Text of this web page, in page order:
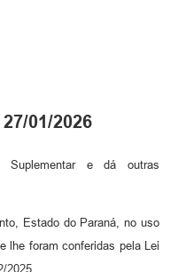
01/2026
Suplementar e dá outras
Estado do Paraná, no uso
lhe foram conferidas pela Lei
2025.